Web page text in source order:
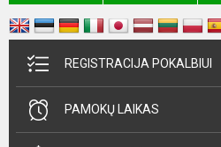
REGISTRACIJA POKALBIUI
PAMOKŲ LAIKAS